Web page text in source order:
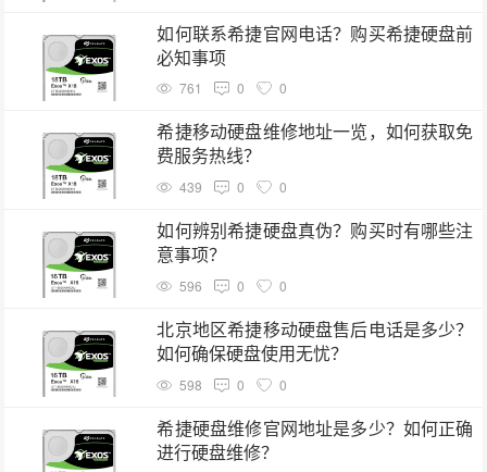
如何联系希捷官网电话？购买希捷硬盘前
必知事项
761 0 0
希捷移动硬盘维修地址一览，如何获取免
费服务热线？
439 0 0
如何辨别希捷硬盘真伪？购买时有哪些注
意事项？
596 0 0
北京地区希捷移动硬盘售后电话是多少？
如何确保硬盘使用无忧？
598 0 0
希捷硬盘维修官网地址是多少？如何正确
进行硬盘维修？